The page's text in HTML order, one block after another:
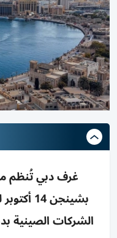
غرف دبي تُنظم
بشينجن
الشركات الصينية